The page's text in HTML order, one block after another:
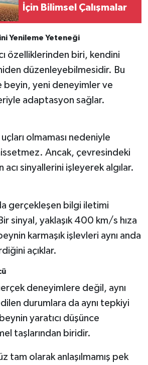
İçin Bilimsel Çalışmalar
Yenileme Yeteneği
özelliklerinden biri, kendini
düzenleyebilmesidir. Bu
beyin, yeni deneyimler ve
adaptasyon sağlar.
olmaması nedeniyle
Ancak, çevresindeki
sinyallerini işleyerek algılar.
gerçekleşen bilgi iletimi
sinyal, yaklaşık 400 km/s hıza
karmaşık işlevleri aynı anda
açıklar.
deneyimlere değil, aynı
durumlara da aynı tepkiyi
yaratıcı düşünce
taşlarından biridir.
tam olarak anlaşılmamış pek